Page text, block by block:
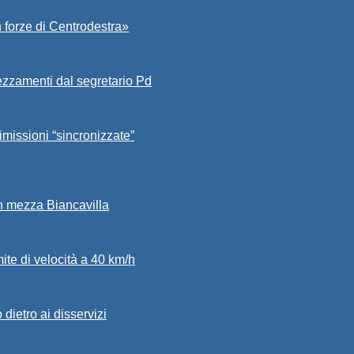
di Centrodestra»
dal segretario Pd
“sincronizzate”
mezza Biancavilla
di velocità a 40 km/h
dietro ai disservizi